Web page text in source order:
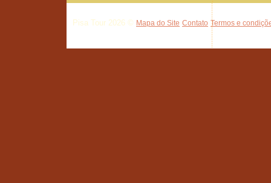
Pisa Tour 2026 © Mapa do Site Contato Termos e